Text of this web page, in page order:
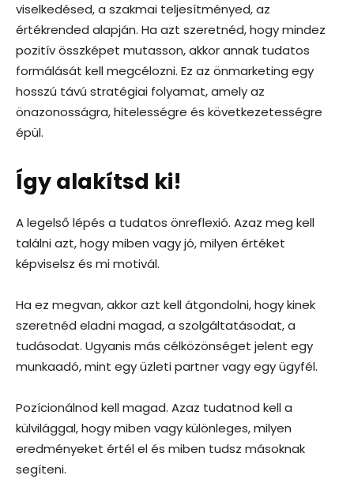
viselkedésed, a szakmai teljesítményed, az
értékrended alapján. Ha azt szeretnéd, hogy mindez
pozitív összképet mutasson, akkor annak tudatos
formálását kell megcélozni. Ez az önmarketing egy
hosszú távú stratégiai folyamat, amely az
önazonosságra, hitelességre és következetességre
épül.
Így alakítsd ki!
A legelső lépés a tudatos önreflexió. Azaz meg kell
találni azt, hogy miben vagy jó, milyen értéket
képviselsz és mi motivál.
Ha ez megvan, akkor azt kell átgondolni, hogy kinek
szeretnéd eladni magad, a szolgáltatásodat, a
tudásodat. Ugyanis más célközönséget jelent egy
munkaadó, mint egy üzleti partner vagy egy ügyfél.
Pozícionálnod kell magad. Azaz tudatnod kell a
külvilággal, hogy miben vagy különleges, milyen
eredményeket értél el és miben tudsz másoknak
segíteni.